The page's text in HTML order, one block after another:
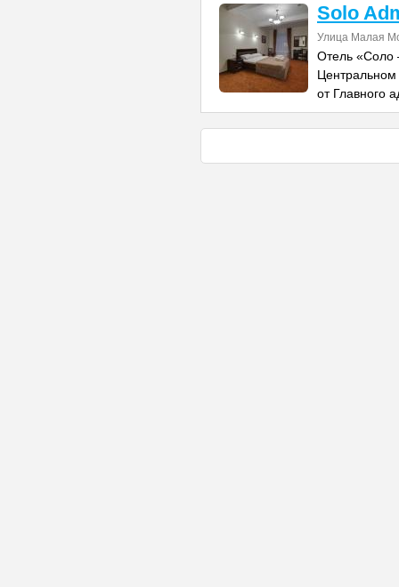
Solo
Улица Малая
Отель «Соло
Центральном
от Главного